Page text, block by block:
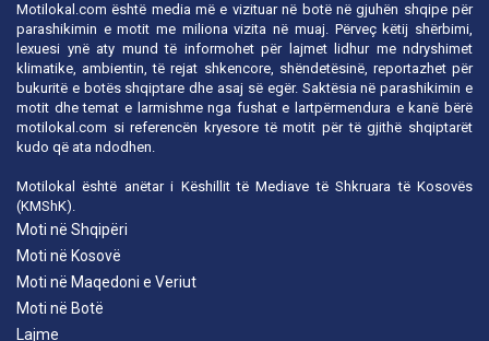
Motilokal.com është media më e vizituar në botë në gjuhën shqipe për
parashikimin e motit me miliona vizita në muaj. Përveç këtij shërbimi,
lexuesi ynë aty mund të informohet për lajmet lidhur me ndryshimet
klimatike, ambientin, të rejat shkencore, shëndetësinë, reportazhet për
bukuritë e botës shqiptare dhe asaj së egër. Saktësia në parashikimin e
motit dhe temat e larmishme nga fushat e lartpërmendura e kanë bërë
motilokal.com si referencën kryesore të motit për të gjithë shqiptarët
kudo që ata ndodhen.
Motilokal është anëtar i Këshillit të Mediave të Shkruara të Kosovës
(KMShK).
Moti në Shqipëri
Moti në Kosovë
Moti në Maqedoni e Veriut
Moti në Botë
Lajme